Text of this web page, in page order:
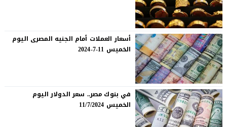
أسعار العملات أمام الجنيه المصرى اليوم
الخميس 11-7-2024
في بنوك مصر.. سعر الدولار اليوم
الخميس 11/7/2024